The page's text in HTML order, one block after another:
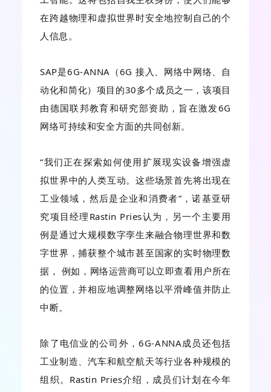
在跨越物理和虚拟世界时安全地控制自己的个
人信息。
SAP是6G-ANNA（6G 接入、网络中网络、自
动化和简化）项目的30多个成员之一，该项目
由德国联邦教育和研究部资助，旨在激发6G
网络可持续和安全方面的共同创新。
“我们正在探索如何使用扩展现实设备增强虚
拟世界中的人类互动。这些场景首先将出现在
工业领域，然后是企业和消费者”，诺基亚研
究项目经理Rastin Pries认为，另一个主要用
例是通过大规模数字孪生来融合物理世界和数
字世界，捕获整个城市甚至国家的实时物理数
据， 例如，网络运营商可以立即查看用户所在
的位置，并相应地调整网络以平滑峰值并防止
中断。
除了电信业的公司外，6G-ANNA成员还包括
工业制造、汽车和航空航天等行业各种规模的
组织。Rastin Pries介绍，成员们计划在今年